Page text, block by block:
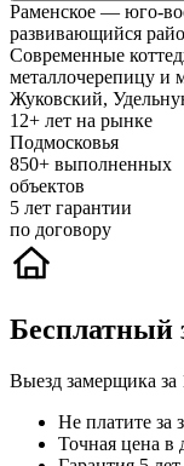
Раменское — юго-
развивающийся
Современные
металлочерепицу и
Жуковский,
12+ лет на рынке
Подмосковья
850+ выполненных
объектов
5 лет гарантии
по договору
Бесплатный
Выезд замерщика за
Не платите за
Точная цена в